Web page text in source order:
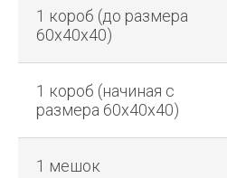
1 короб (до размера
60х40х40)
1 короб (начиная с
размера 60х40х40)
1 мешок